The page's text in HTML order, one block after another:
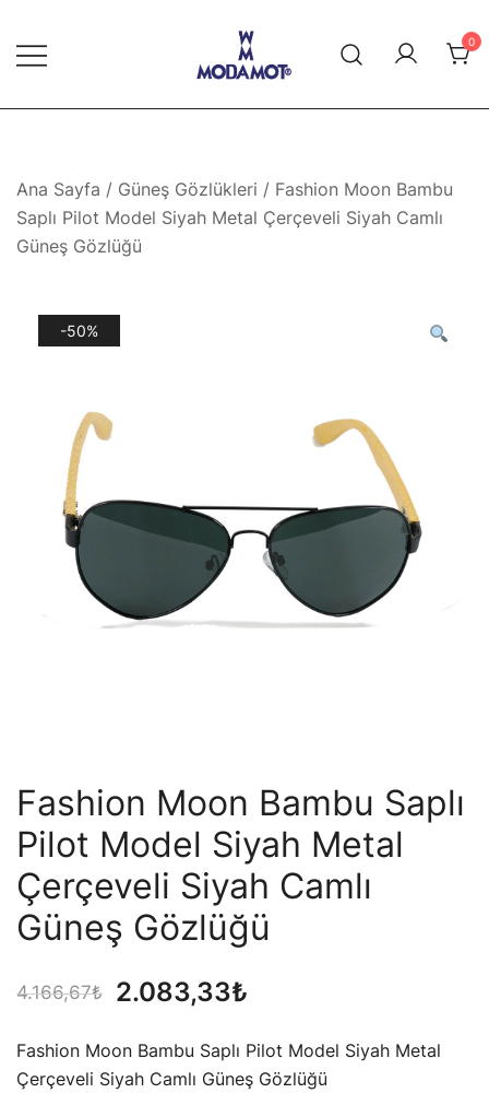
content
Modamot E-Ticaret
0
Ana Sayfa / Güneş Gözlükleri / Fashion Moon Bambu
Saplı Pilot Model Siyah Metal Çerçeveli Siyah Camlı
Güneş Gözlüğü
-50%
Fashion Moon Bambu Saplı
Pilot Model Siyah Metal
Çerçeveli Siyah Camlı
Güneş Gözlüğü
4.166,67₺
Orijinal
4.166,67₺.
2.083,33₺
fiyat:
Fashion Moon Bambu Saplı Pilot Model Siyah Metal
Çerçeveli Siyah Camlı Güneş Gözlüğü